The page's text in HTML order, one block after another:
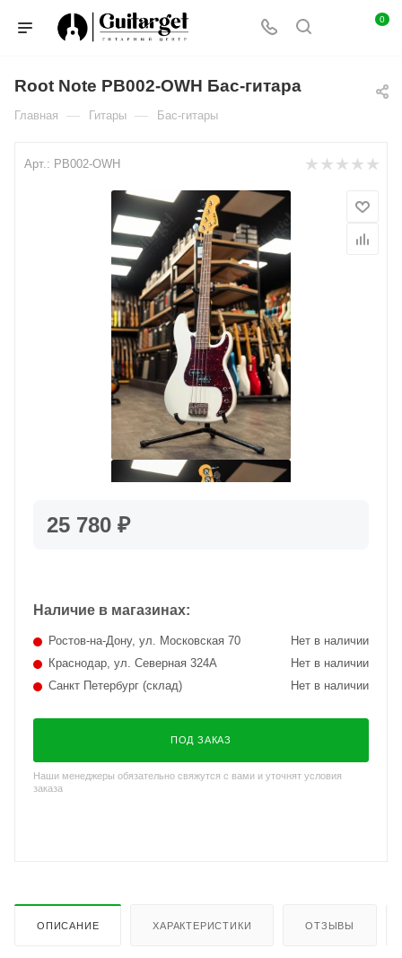
0
Root Note PB002-OWH Бас-гитара
Главная — Гитары — Бас-гитары
Арт.: PB002-OWH
25 780 ₽
Наличие в магазинах:
Краснодар, ул. Северная 324А Нет в наличии
Ростов-на-Дону, ул. Московская 70 Нет в наличии
Санкт Петербург (склад) Нет в наличии
ПОД ЗАКАЗ
Наши менеджеры обязательно свяжутся с вами и уточнят условия
заказа
ОПИСАНИЕ ХАРАКТЕРИСТИКИ ОТЗЫВЫ